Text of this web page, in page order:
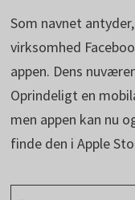
Som navnet
virksomhed
appen. Dens
Oprindeligt en
men appen kan nu
finde den i Apple